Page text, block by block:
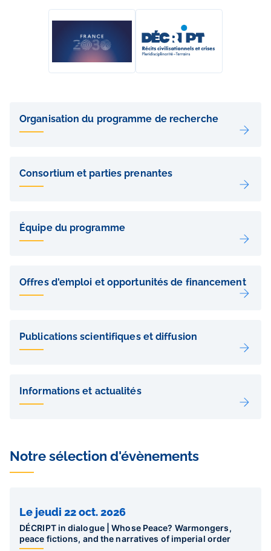
de
sous-
pages
Organisation du programme de recherche
Consortium et parties prenantes
Équipe du programme
Offres d'emploi et opportunités de financement
Publications scientifiques et diffusion
Informations et actualités
Notre sélection d'évènements
Le jeudi 22 oct. 2026
DÉCRIPT in dialogue | Whose Peace? Warmongers,
peace fictions, and the narratives of imperial order